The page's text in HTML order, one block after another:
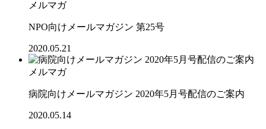
メルマガ
NPO向けメールマガジン 第25号
2020.05.21
メルマガ
病院向けメールマガジン 2020年5月号配信のご案内
2020.05.14